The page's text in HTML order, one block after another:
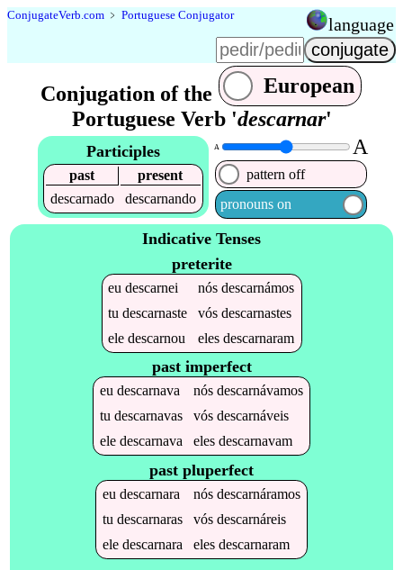
ConjugateVerb.com ﹥ Portuguese Conjugator language
Conjugation of the
European
Portuguese Verb 'descarnar'
Participles
past
present
descarnado
descarnando
A A
pattern off
pronouns on
Indicative Tenses
preterite
eudescarnei nósdescarnámos
tudescarnaste vósdescarnastes
eledescarnou elesdescarnaram
past imperfect
eu descarnava nós descarnávamos
tu descarnavas vós descarnáveis
ele descarnava eles descarnavam
past pluperfect
eu descarnara nós descarnáramos
tu descarnaras vós descarnáreis
ele descarnara eles descarnaram